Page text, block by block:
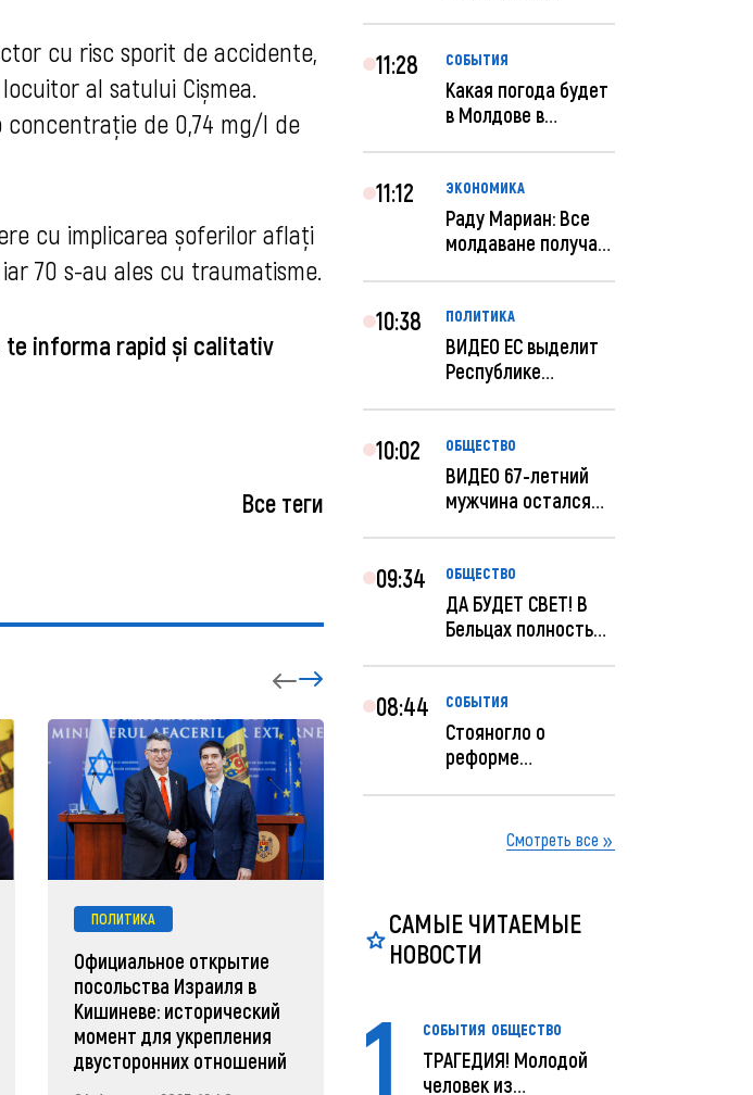
cu risc sporit de accidente,
al satului Cișmea.
concentrație de 0,74 mg/l de
cu implicarea șoferilor aflați
70 s-au ales cu traumatisme.
te informa rapid și calitativ
Все теги
ПОЛИТИКА
Официальное открытие
посольства Израиля в
Кишиневе: исторический
момент для укрепления
двусторонних отношений
ЗАРУБЕЖНЫЕ
Зеленский объявляет о
04 февраля 2025, 11:49
ар...
11:28 СОБЫТИЯ
Какая погода будет
в Молдове в
11:12 ЭКОНОМИКА
Раду Мариан: Все
молдаване получат
10:38 ПОЛИТИКА
ВИДЕО ЕС выделит
Республике
10:02 ОБЩЕСТВО
ВИДЕО 67-летний
мужчина остался
09:34 ОБЩЕСТВО
ДА БУДЕТ СВЕТ! В
Бельцах полностью
08:44 СОБЫТИЯ
Стояногло о
реформе
реформир...Смотреть все
САМЫЕ ЧИТАЕМЫЕ
НОВОСТИ
1 СОБЫТИЯ ОБЩЕСТВО
ТРАГЕДИЯ! Молодой
человек из